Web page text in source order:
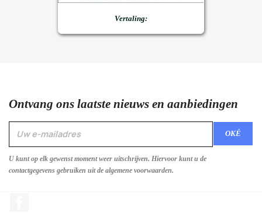
Vertaling:
Ontvang ons laatste nieuws en aanbiedingen
U kunt op elk gewenst moment weer uitschrijven. Hiervoor kunt u de
contactgegevens gebruiken uit de algemene voorwaarden.